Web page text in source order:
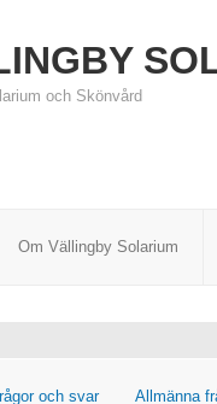
och Skönvård
Om Vällingby Solarium
och svar Allmänna